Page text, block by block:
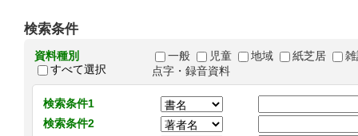
検索条件
資料種別
すべて選択
一般 児童 地域 紙芝居
点字・録音資料
検索条件1
検索条件2